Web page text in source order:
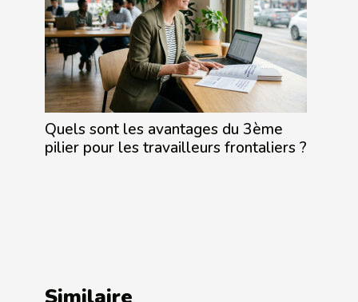
Quels sont les avantages du 3ème
pilier pour les travailleurs frontaliers ?